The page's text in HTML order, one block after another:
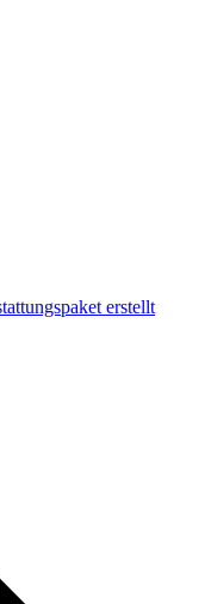
erstellt